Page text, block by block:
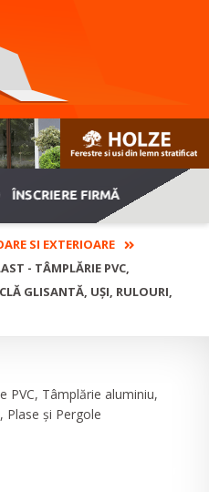
ÎNSCRIERE FIRMĂ
SI EXTERIOARE
- TÂMPLĂRIE PVC,
GLISANTĂ, UȘI, RULOURI,